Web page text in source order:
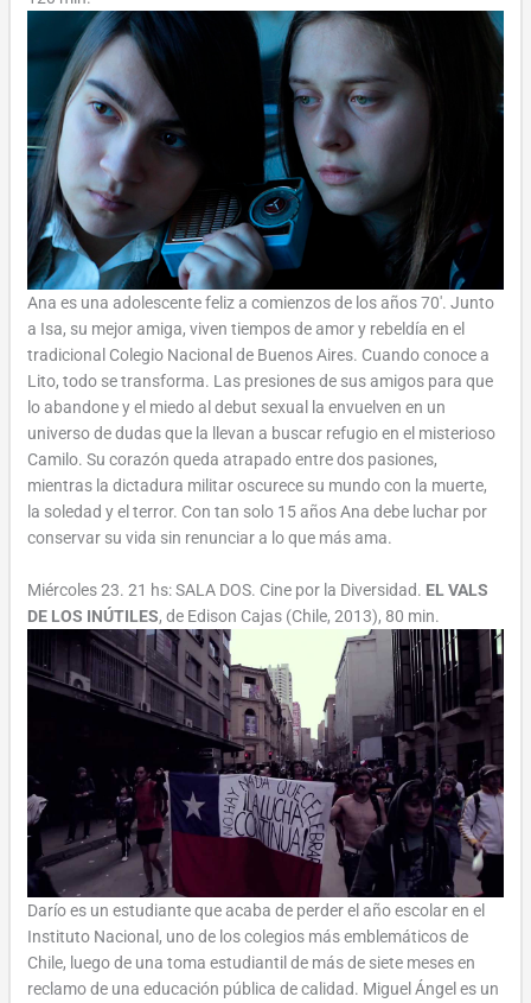
Ana es una adolescente feliz a comienzos de los años 70′. Junto
a Isa, su mejor amiga, viven tiempos de amor y rebeldía en el
tradicional Colegio Nacional de Buenos Aires. Cuando conoce a
Lito, todo se transforma. Las presiones de sus amigos para que
lo abandone y el miedo al debut sexual la envuelven en un
universo de dudas que la llevan a buscar refugio en el misterioso
Camilo. Su corazón queda atrapado entre dos pasiones,
mientras la dictadura militar oscurece su mundo con la muerte,
la soledad y el terror. Con tan solo 15 años Ana debe luchar por
conservar su vida sin renunciar a lo que más ama.
Miércoles 23. 21 hs: SALA DOS. Cine por la Diversidad. EL VALS
DE LOS INÚTILES, de Edison Cajas (Chile, 2013), 80 min.
Darío es un estudiante que acaba de perder el año escolar en el
Instituto Nacional, uno de los colegios más emblemáticos de
Chile, luego de una toma estudiantil de más de siete meses en
reclamo de una educación pública de calidad. Miguel Ángel es un